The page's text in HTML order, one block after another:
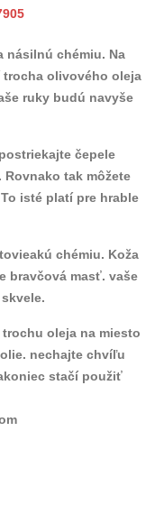
násilnú chémiu. Na
trocha olivového oleja
ruky budú navyše
čepele
Rovnako tak môžete
isté platí pre hrable
chémiu. Koža
bravčová masť. vaše
trochu oleja na miesto
nechajte chvíľu
stačí použiť